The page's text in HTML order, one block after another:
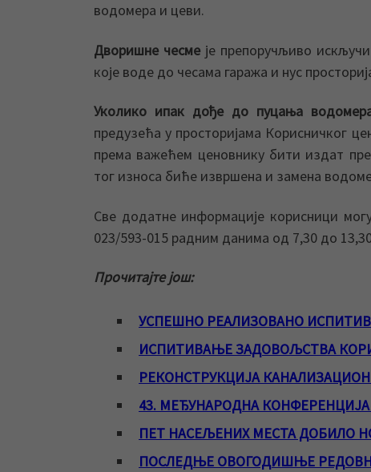
водомера и цеви.
Дворишне чесмеје препоручљиво
које воде до чесама гаража и нус
Уколико ипак дође до пуцања
предузећа у просторијама Корисничког
према важећем ценовнику бити издат
тог износа биће извршена и замена
Све додатне информације корисници
023/593-015 радним данима од 7,30 до
Прочитајте још:
УСПЕШНО РЕАЛИЗОВАНО
ИСПИТИВАЊЕ ЗАДОВОЉСТВА
РЕКОНСТРУКЦИЈА
43. МЕЂУНАРОДНА
ПЕТ НАСЕЉЕНИХ МЕСТА ДОБИЛО
ПОСЛЕДЊЕ ОВОГОДИШЊЕ